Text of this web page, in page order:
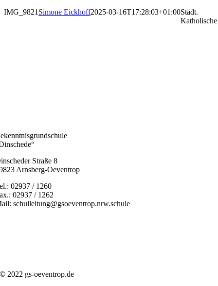
IMG_9821 Simone Eickhoff2025-03-16T17:28:03+01:00Städt.
Katholische
Straße 8
Arnsberg-Oeventrop
02937 / 1260
02937 / 1262
schulleitung@gsoeventrop.nrw.schule
© 2022 gs-oeventrop.de